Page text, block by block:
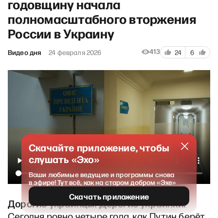
годовщину начала
полномасштабного вторжения
России в Украину
Видео дня 24 февраля 2026 413 24 6
Дорогие украинцы! Дорогие украинки!
Скачайте приложение, чтобы
слушать «Эхо»
Ваши любимые ведущие и программы снова
в эфире! Тут всё, как на старом добром «Эхе»
Скачать приложение